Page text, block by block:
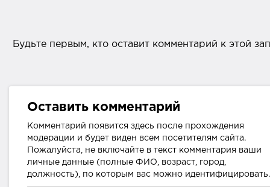
Будьте первым, кто оставит комментарий к этой
Оставить комментарий
Комментарий появится здесь после прохождения
модерации и будет виден всем посетителям сайта.
Пожалуйста, не включайте в текст комментария ваши
личные данные (полные ФИО, возраст, город,
должность), по которым вас можно идентифицировать.